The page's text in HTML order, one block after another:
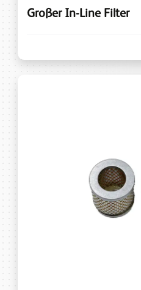
Großer In-Line Filter